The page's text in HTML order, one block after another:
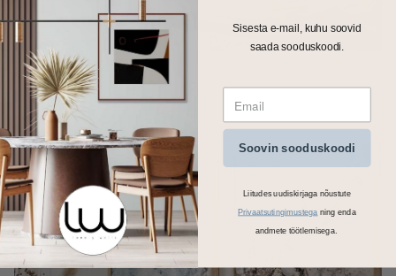
Sisesta e-mail, kuhu soovid
saada sooduskoodi.
Soovin sooduskoodi
Liitudes uudiskirjaga nõustute
Privaatsutingimustega ning enda
andmete töötlemisega.